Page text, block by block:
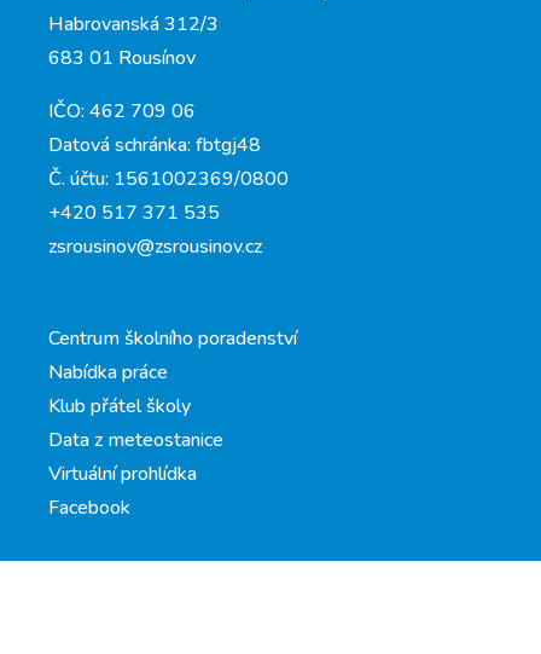
Habrovanská 312/3
683 01 Rousínov
IČO: 462 709 06
Datová schránka: fbtgj48
Č. účtu: 1561002369/0800
+420 517 371 535
zsrousinov@zsrousinov.cz
Centrum školního poradenství
Nabídka práce
Klub přátel školy
Data z meteostanice
Virtuální prohlídka
Facebook